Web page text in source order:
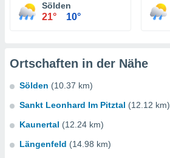
Sölden
21° 10°
Ortschaften in der Nähe
Sölden (10.37 km)
Sankt Leonhard Im Pitztal (12.12 km)
Kaunertal (12.24 km)
Längenfeld (14.98 km)